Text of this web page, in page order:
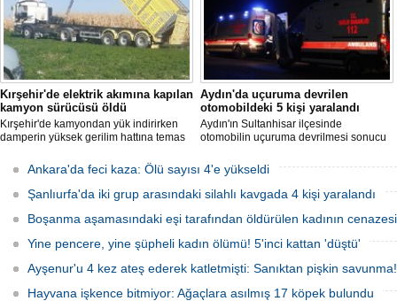
Kırşehir'de elektrik akımına kapılan
kamyon sürücüsü öldü
Kırşehir'de kamyondan yük indirirken
damperin yüksek gerilim hattına temas
sürücü hayatını kaybetti.
Aydın'da uçuruma devrilen
otomobildeki 5 kişi yaralandı
Aydın'ın Sultanhisar ilçesinde
otomobilin uçuruma devrilmesi sonucu
Ankara'da feci kaza: Ölü sayısı 4'e yükseldi
Şanlıurfa'da iki grup arasındaki silahlı kavgada 4 kişi yaralandı
Boşanma aşamasındaki eşi tarafından öldürülen kadının
Yine pencere, yine şüpheli kadın ölümü! 5'inci kattan 'düştü'
Ayşenur'u 4 kez ateş ederek katletmişti: Sanıktan pişkin savunma!
Hayvana işkence bitmiyor: Ağaçlara asılmış 17 köpek bulundu